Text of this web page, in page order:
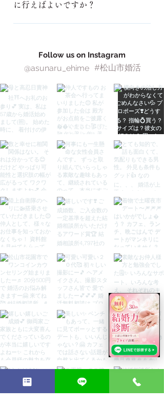
ら、相談所を通じて連絡先を交換、
能 です。順調にコミュニケーショ
ンが取れるよう、時折ご様子を伺い
します。 たくさんの方とお話しして
雰囲気や相性を確かめましょう。
に行えばよいですか？
A）当相談所にお任せください。対面
るカフェの個室を予約いたします。
オンラインでのお見合の場合はZoom
Follow us on Instagram
#松山市婚活
@asunaru_ehime